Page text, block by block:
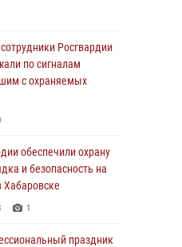
Росгвардии
по сигналам
с охраняемых
обеспечили охрану
и безопасность на
1
праздник